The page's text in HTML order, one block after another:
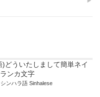
どういたしまして簡単ネイ
ンカ文字
シンハラ語 Sinhalese